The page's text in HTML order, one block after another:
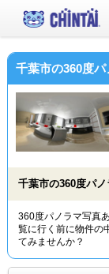
千葉市の360度
千葉市の360度パ
360度パノラマ写真
覧に行く前に物件の
てみませんか？